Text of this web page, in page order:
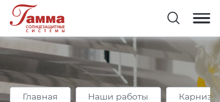
Главная Наши работы Карнизы